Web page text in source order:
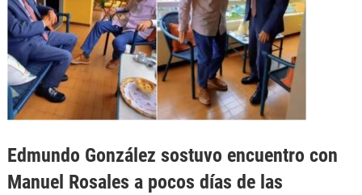
Edmundo González sostuvo encuentro con
Manuel Rosales a pocos días de las